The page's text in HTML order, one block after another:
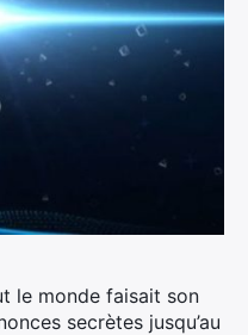
le monde faisait son
secrètes jusqu’au